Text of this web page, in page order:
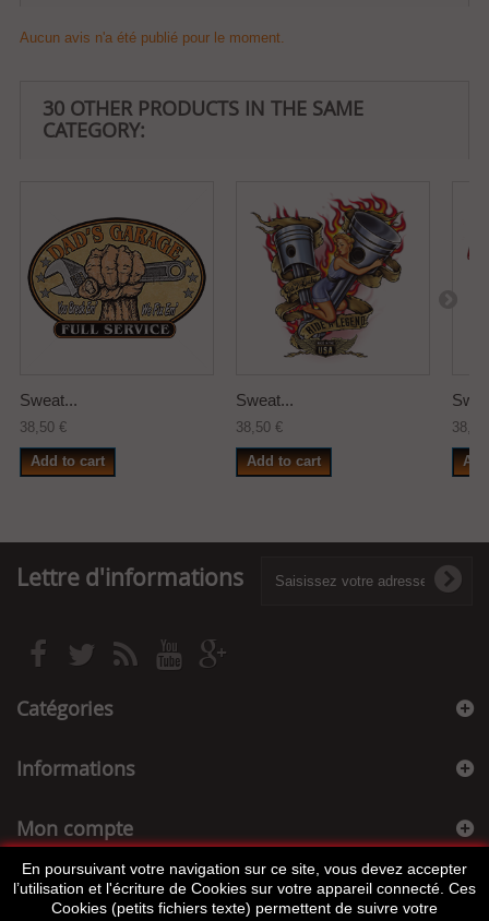
Aucun avis n'a été publié pour le moment.
30 OTHER PRODUCTS IN THE SAME
CATEGORY:
Sweat...
38,50 €
Add to cart
Sweat...
38,50 €
Add to cart
Lettre d'informations
Catégories
Informations
Mon compte
Informations sur votre boutique
En poursuivant votre navigation sur ce site, vous devez accepter
l’utilisation et l'écriture de Cookies sur votre appareil connecté. Ces
Cookies (petits fichiers texte) permettent de suivre votre